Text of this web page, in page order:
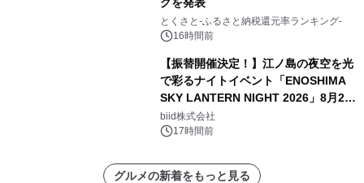
とくさと-ふるさと納税還元率ランキング-
16時間前
【振替開催決定！】江ノ島の夜空を光
で彩るナイトイベント「ENOSHIMA
SKY LANTERN NIGHT 2026」8月22
日(土)振替開催＆受付スタート！
biid株式会社
17時間前
グルメの新着をもっと見る